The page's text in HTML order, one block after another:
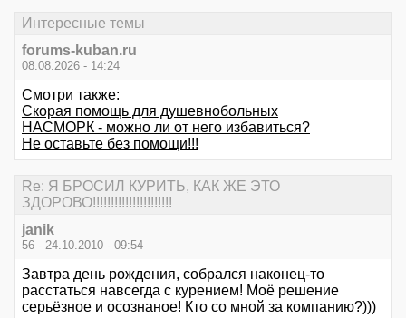
Интересные темы
forums-kuban.ru
08.08.2026 - 14:24
Смотри также:
Скорая помощь для душевнобольных
НАСМОРК - можно ли от него избавиться?
Не оставьте без помощи!!!
Re: Я БРОСИЛ КУРИТЬ, КАК ЖЕ ЭТО
ЗДОРОВО!!!!!!!!!!!!!!!!!!!!!!
janik
56 - 24.10.2010 - 09:54
Завтра день рождения, собрался наконец-то
расстаться навсегда с курением! Моё решение
серьёзное и осознаное! Кто со мной за компанию?)))